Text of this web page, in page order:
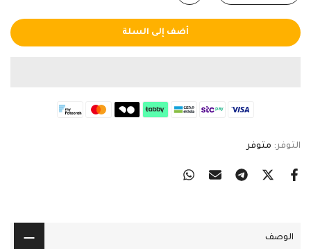
أضف إلى السلة
التوفر: متوفر
الوصف